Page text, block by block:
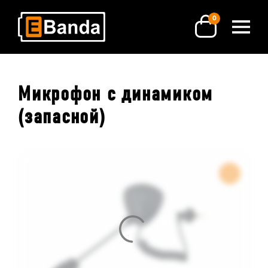
0
Микрофон с динамиком
(запасной)